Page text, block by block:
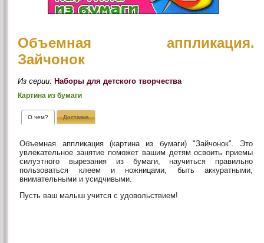
Объемная аппликация.
Зайчонок
Из серии:Наборы для детского творчества
Картина из бумаги
О чем? Доставка
Объемная аппликация (картина из бумаги) "Зайчонок". Это
увлекательное занятие поможет вашим детям освоить приемы
силуэтного вырезания из бумаги, научиться правильно
пользоваться клеем и ножницами, быть аккуратными,
внимательными и усидчивыми.
Пусть ваш малыш учится с удовольствием!